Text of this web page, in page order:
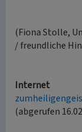
(Fiona Stolle,
/ freundliche
Internet
(abgerufen